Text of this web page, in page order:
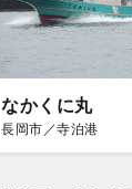
なかくに丸
長岡市／寺泊港